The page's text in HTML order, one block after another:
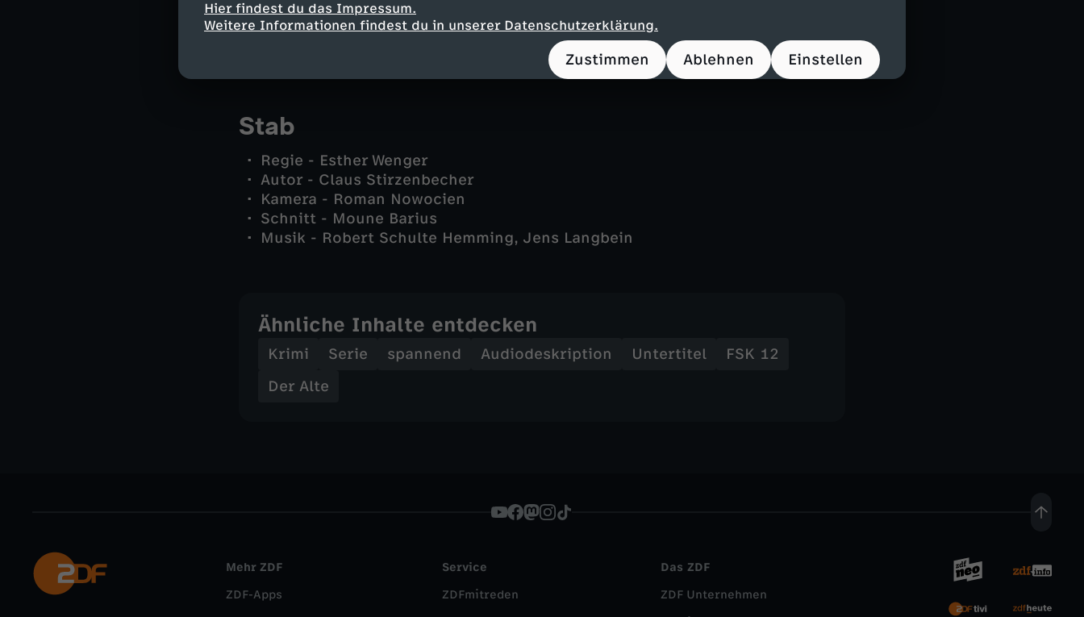
Hier findest du das Impressum.
Weitere Informationen findest du in unserer Datenschutzerklärung.
Zustimmen Ablehnen Einstellen
Ricarda Grubinger - Alina Beise
Melanie - Sophie Melbinger
Stab
Regie - Esther Wenger
Autor - Claus Stirzenbecher
Kamera - Roman Nowocien
Schnitt - Moune Barius
Musik - Robert Schulte Hemming, Jens Langbein
Ähnliche Inhalte entdecken
Krimi Serie spannend Audiodeskription Untertitel
FSK 12
Der Alte
Mehr ZDF
ZDF-Apps
Service
ZDFmitreden
Das ZDF
ZDF Unternehmen